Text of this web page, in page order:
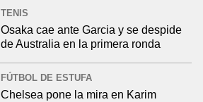
TENIS
Osaka cae ante Garcia y se despide
de Australia en la primera ronda
FÚTBOL DE ESTUFA
Chelsea pone la mira en Karim